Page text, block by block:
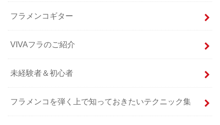
フラメンコギター
VIVAフラのご紹介
未経験者＆初心者
フラメンコを弾く上で知っておきたいテクニック集